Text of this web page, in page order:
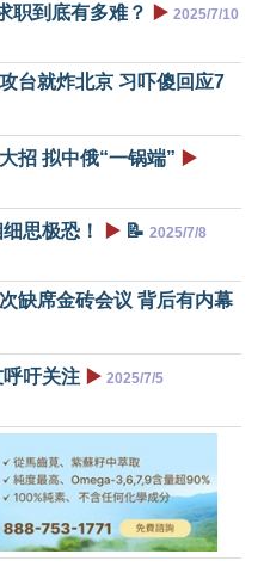
职到底有多难？ ▶️ 2025/7/10
台就炸北京 习吓傻回应7
招 拟中俄“一锅端” ▶️
思极恐！ ▶️ 📝 2025/7/8
缺席金砖会议 背后有内幕
吁关注 ▶️ 2025/7/5